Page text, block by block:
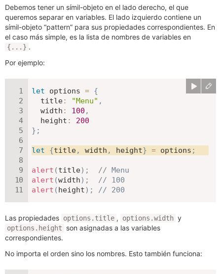
Debemos tener un símil-objeto en el lado derecho, el que
queremos separar en variables. El lado izquierdo contiene un
símil-objeto “pattern” para sus propiedades correspondientes. En
el caso más simple, es la lista de nombres de variables en
{...} .
Por ejemplo:
let options = {
title: "Menu" ,
width : 100 ,
height :
200
} ;
let {title, width , height} = options ;
alert (title) ;
// Menu
alert (width) ;
// 100
alert (height) ; // 200
Las propiedades options.title , options.width y
options.height
son asignadas a las variables
correspondientes.
No importa el orden sino los nombres. Esto también funciona: